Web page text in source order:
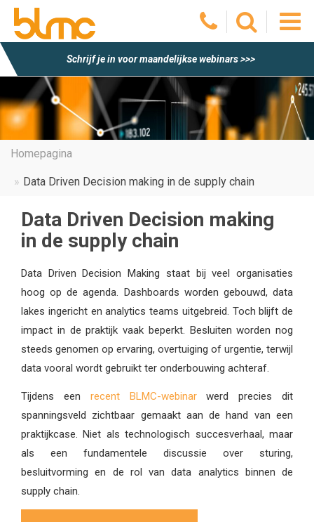
Schrijf je in voor maandelijkse webinars >>>
Homepagina
Data Driven Decision making in de supply chain
Data Driven Decision making
in de supply chain
Data Driven Decision Making staat bij veel organisaties
hoog op de agenda. Dashboards worden gebouwd, data
lakes ingericht en analytics teams uitgebreid. Toch blijft de
impact in de praktijk vaak beperkt. Besluiten worden nog
steeds genomen op ervaring, overtuiging of urgentie, terwijl
data vooral wordt gebruikt ter onderbouwing achteraf.
Tijdens een recent BLMC-webinarwerd precies dit
spanningsveld zichtbaar gemaakt aan de hand van een
praktijkcase. Niet als technologisch succesverhaal, maar
als een fundamentele discussie over sturing,
besluitvorming en de rol van data analytics binnen de
supply chain.